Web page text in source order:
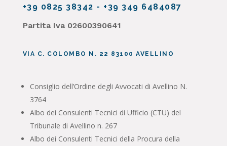
+39 0825 38342 - +39 349 6484087
Partita Iva 02600390641
VIA C. COLOMBO N. 22 83100 AVELLINO
Consiglio dell’Ordine degli Avvocati di Avellino N.
3764
Albo dei Consulenti Tecnici di Ufficio (CTU) del
Tribunale di Avellino n. 267
Albo dei Consulenti Tecnici della Procura della